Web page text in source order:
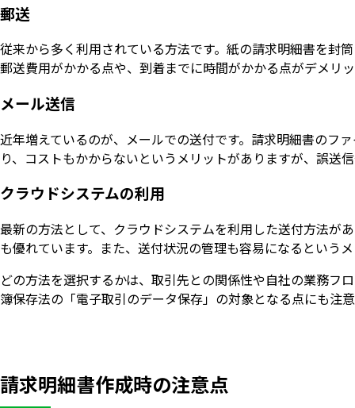
郵送
従来から多く利用されている方法です。紙の請求明細書を封
郵送費用がかかる点や、到着までに時間がかかる点がデメリ
メール送信
近年増えているのが、メールでの送付です。請求明細書のフ
り、コストもかからないというメリットがありますが、誤送
クラウドシステムの利用
最新の方法として、クラウドシステムを利用した送付方法が
も優れています。また、送付状況の管理も容易になるという
どの方法を選択するかは、取引先との関係性や自社の業務フ
簿保存法の「電子取引のデータ保存」の対象となる点にも注
請求明細書作成時の注意点